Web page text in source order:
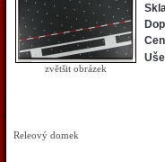
zvětšit obrázek
Releový domek